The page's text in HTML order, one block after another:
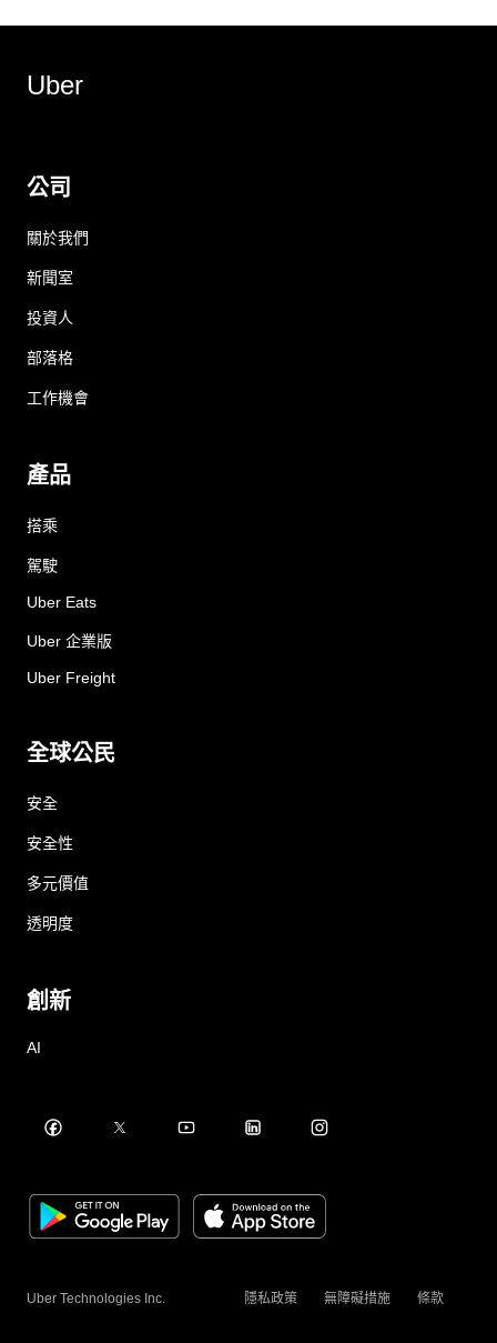
Uber
公司
關於我們
新聞室
投資人
部落格
工作機會
產品
搭乘
駕駛
Uber Eats
Uber 企業版
Uber Freight
全球公民
安全
安全性
多元價值
透明度
創新
AI
Uber Technologies Inc. 隱私政策 無障礙措施 條款